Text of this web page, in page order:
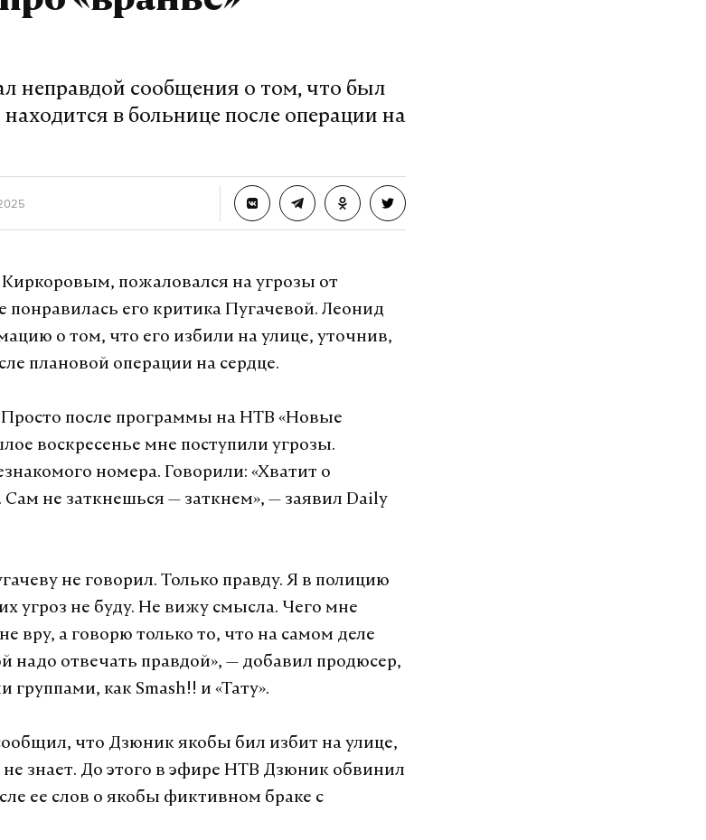
неправдой сообщения о том, что был
в больнице после операции на
пожаловался на угрозы от
его критика Пугачевой. Леонид
о том, что его избили на улице, уточнив,
плановой операции на сердце.
после программы на НТВ «Новые
воскресенье мне поступили угрозы.
номера. Говорили: «Хватит о
Сам не заткнешься — заткнем», — заявил Daily
не говорил. Только правду. Я в полицию
угроз не буду. Не вижу смысла. Чего мне
вру, а говорю только то, что на самом деле
надо отвечать правдой», — добавил продюсер,
как Smash!! и «Тату».
что Дзюник якобы бил избит на улице,
знает. До этого в эфире НТВ Дзюник обвинил
ее слов о якобы фиктивном браке с